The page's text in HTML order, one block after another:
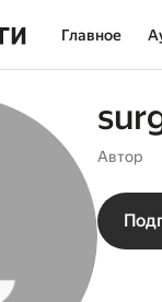
Главное
Автор